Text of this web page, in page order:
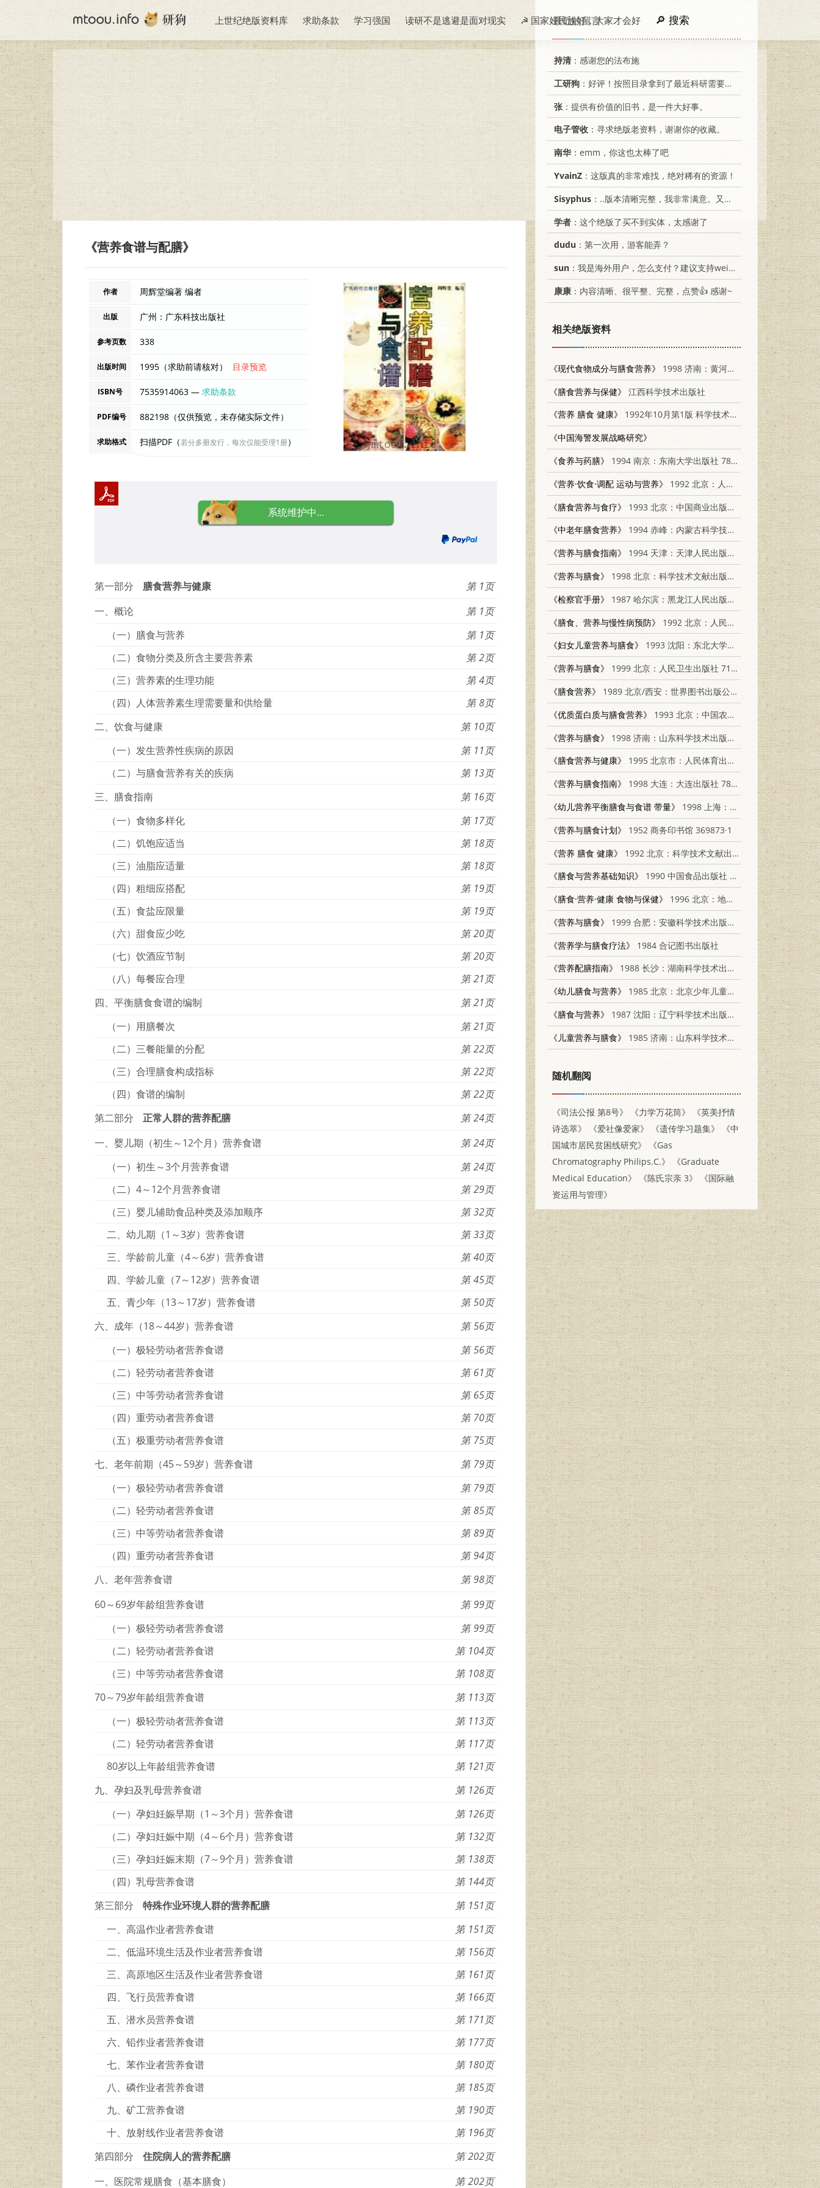
上世纪绝版资料库 求助条款 学习强国 读研不是逃避是面对现实 ☭ 国家好民族好，大家才会好 搜索
《营养食谱与配膳》
作者 周辉堂编著 编者
出版 广州：广东科技出版社
参考页数 338
出版时间 1995（求助前请核对） 目录预览
ISBN号 7535914063 —求助条款
PDF编号 882198（仅供预览，未存储实际文件）
求助格式 扫描PDF（若分多册发行，每次仅能受理1册）
系统维护中...
第一部分 膳食营养与健康
1
一、概论
1
（一）膳食与营养
1
（二）食物分类及所含主要营养素
2
（三）营养素的生理功能
4
（四）人体营养素生理需要量和供给量
8
二、饮食与健康
10
（一）发生营养性疾病的原因
11
（二）与膳食营养有关的疾病
13
三、膳食指南
16
（一）食物多样化
17
（二）饥饱应适当
18
（三）油脂应适量
18
（四）粗细应搭配
19
（五）食盐应限量
19
（六）甜食应少吃
20
（七）饮酒应节制
20
（八）每餐应合理
21
四、平衡膳食食谱的编制
21
（一）用膳餐次
21
（二）三餐能量的分配
22
（三）合理膳食构成指标
22
（四）食谱的编制
22
第二部分
正常人群的营养配膳
24
一、婴儿期（初生～12个月）营养食谱
24
（一）初生～3个月营养食谱
24
（二）4～12个月营养食谱
29
（三）婴儿辅助食品种类及添加顺序
32
二、幼儿期（1～3岁）营养食谱
33
三、学龄前儿童（4～6岁）营养食谱
40
四、学龄儿童（7～12岁）营养食谱
45
五、青少年（13～17岁）营养食谱
50
六、成年（18～44岁）营养食谱
56
（一）极轻劳动者营养食谱
56
（二）轻劳动者营养食谱
61
（三）中等劳动者营养食谱
65
（四）重劳动者营养食谱
70
（五）极重劳动者营养食谱
75
七、老年前期（45～59岁）营养食谱
79
（一）极轻劳动者营养食谱
79
（二）轻劳动者营养食谱
85
（三）中等劳动者营养食谱
89
（四）重劳动者营养食谱
94
八、老年营养食谱
98
60～69岁年龄组营养食谱
99
（一）极轻劳动者营养食谱
99
（二）轻劳动者营养食谱
104
（三）中等劳动者营养食谱
108
70～79岁年龄组营养食谱
113
（一）极轻劳动者营养食谱
113
（二）轻劳动者营养食谱
117
80岁以上年龄组营养食谱
121
九、孕妇及乳母营养食谱
126
（一）孕妇妊娠早期（1～3个月）营养食谱
126
（二）孕妇妊娠中期（4～6个月）营养食谱
132
（三）孕妇妊娠末期（7～9个月）营养食谱
138
（四）乳母营养食谱
144
第三部分
特殊作业环境人群的营养配膳
151
一、高温作业者营养食谱
151
二、低温环境生活及作业者营养食谱
156
三、高原地区生活及作业者营养食谱
161
四、飞行员营养食谱
166
五、潜水员营养食谱
171
六、铅作业者营养食谱
177
七、苯作业者营养食谱
180
八、磷作业者营养食谱
185
九、矿工营养食谱
190
十、放射线作业者营养食谱
196
第四部分
住院病人的营养配膳
202
一、医院常规膳食（基本膳食）
202
最近的留言
持清 ：感谢您的法布施
工研狗 ：好评！按照目录拿到了最近科研需要的材料！
张 ：提供有价值的旧书，是一件大好事。
电子管收 ：寻求绝版老资料，谢谢你的收藏。
南华：emm，你这也太棒了吧
YvainZ ：这版真的非常难找，绝对稀有的资源！
Sisyphus ：..版本清晰完整，我非常满意。又及，这本《话语的真相》...
学者 ：这个绝版了买不到实体，太感谢了
dudu ：第一次用，游客能弄？
sun ：我是海外用户，怎么支付？建议支持weixin支付
康康 ：内容清晰、很平整、完整，点赞👍 感谢~
相关绝版资料
《现代食物成分与膳食营养》
1998 济南：黄河出版社 7801520335
《膳食营养与保健》
江西科学技术出版社
《营养 膳食 健康》
1992年10月第1版 科学技术文献出版社
《中国海警发展战略研究》
《食养与药膳》
1994 南京：东南大学出版社 7810239295
《营养·饮食·调配 运动与营养》
1992 北京：人民体育出版社 7500907826
《膳食营养与食疗》
1993 北京：中国商业出版社 7504416622
《中老年膳食营养》
1994 赤峰：内蒙古科学技术出版社 753800548X
《营养与膳食指南》
1994 天津：天津人民出版社 7201019767
《营养与膳食》
1998 北京：科学技术文献出版社 7502330607
《检察官手册》
1987 哈尔滨：黑龙江人民出版社 7207000863
《膳食、营养与慢性病预防》
1992 北京：人民卫生出版社 7117018054
《妇女儿童营养与膳食》
1993 沈阳：东北大学出版社 7810067303
《营养与膳食》
1999 北京：人民卫生出版社 7117032472
《膳食营养》
1989 北京/西安：世界图书出版公司 7506200007
《优质蛋白质与膳食营养》
1993 北京：中国农业科技出版社 7800265889
《营养与膳食》
1998 济南：山东科学技术出版社 7533122917
《膳食营养与健康》
1995 北京市：人民体育出版社 7500911297
《营养与膳食指南》
1998 大连：大连出版社 7806124659
《幼儿营养平衡膳食与食谱 带量》
1998 上海：上海科学普及出版社 7542714376
《营养与膳食计划》
1952 商务印书馆 369873·1
《营养 膳食 健康》
1992 北京：科学技术文献出版社 7502316305
《膳食与营养基础知识》
1990 中国食品出版社 7800442802
《膳食·营养·健康 食物与保健》
1996 北京：地质出版社 7116018948
《营养与膳食》
1999 合肥：安徽科学技术出版社 7533718429
《营养学与膳食疗法》
1984 合记图书出版社
《营养配膳指南》
1988 长沙：湖南科学技术出版社 7535704093
《幼儿膳食与营养》
1985 北京：北京少年儿童出版社 7325·53
《膳食与营养》
1987 沈阳：辽宁科学技术出版社 7538100741
《儿童营养与膳食》
1985 济南：山东科学技术出版社 14195·195
随机翻阅
《司法公报 第8号》 《力学万花筒》
《英美抒情
诗选萃》
《爱社像爱家》 《遗传学习题集》
《中
国城市居民贫困线研究》
《Gas
Chromatography Philips.C.》
《Graduate
Medical Education》
《陈氏宗亲 3》
《国际融
资运用与管理》